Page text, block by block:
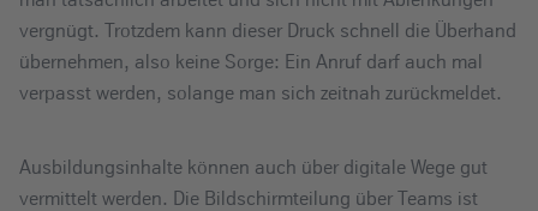
vergnügt. Trotzdem kann dieser Druck schnell die Überhand
übernehmen, also keine Sorge: Ein Anruf darf auch mal
verpasst werden, solange man sich zeitnah zurückmeldet.
Ausbildungsinhalte können auch über digitale Wege gut
vermittelt werden. Die Bildschirmteilung über Teams ist